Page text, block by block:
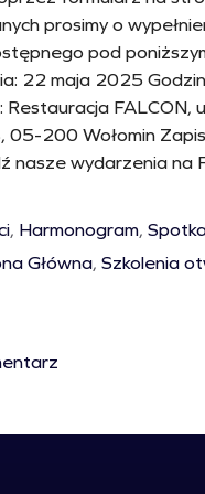
prosimy o
pod
22 maja 2025
FALCON,
05-200 Wołomin
nasze wydarzenia na
, Harmonogram,
Główna, Szkolenia